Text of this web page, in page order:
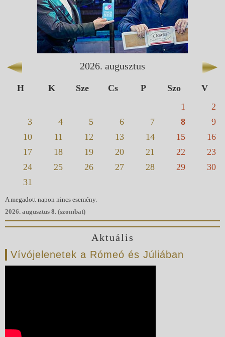
2026. augusztus
H K Sze Cs P Szo
V
1
2
3
4 5 6 7 8
9
10
11 12 13 14 15
16
17
18 19 20 21 22
23
24
25 26 27 28 29
30
31
A megadott napon nincs esemény.
2026. augusztus 8. (szombat)
Aktuális
Vívójelenetek a Rómeó és Júliában